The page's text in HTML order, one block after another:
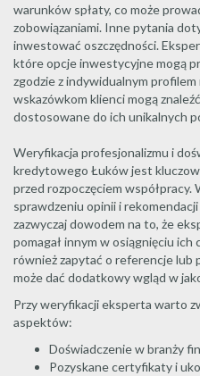
warunków spłaty, co może
zobowiązaniami. Inne pytania
inwestować oszczędności.
które opcje inwestycyjne mogą
zgodzie z indywidualnym
wskazówkom klienci mogą
dostosowane do ich unikalnych
Weryfikacja profesjonalizmu i
kredytowego Łuków jest
przed rozpoczęciem współpracy.
sprawdzeniu opinii i
zazwyczaj dowodem na to, że
pomagał innym w osiągnięciu
również zapytać o referencje lub
może dać dodatkowy wgląd w
Przy weryfikacji eksperta warto
aspektów:
Doświadczenie w branży
Pozyskane certyfikaty i